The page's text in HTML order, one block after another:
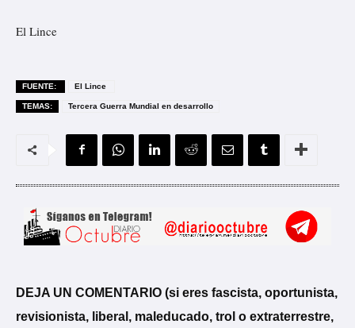
El Lince
FUENTE: El Lince
TEMAS: Tercera Guerra Mundial en desarrollo
DEJA UN COMENTARIO (si eres fascista, oportunista,
revisionista, liberal, maleducado, trol o extraterrestre,